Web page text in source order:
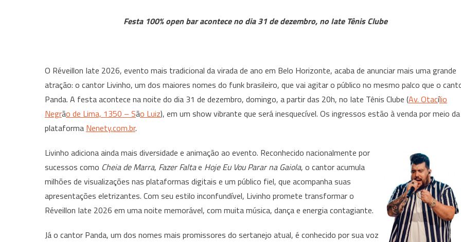
Panda,
Livinho
para
a
ano
Festa 100% open bar acontece no dia 31 de dezembro, no Iate Tênis Clube
O Réveillon Iate 2026, evento mais tradicional da virada de ano em Belo Horizonte, acaba de anunciar mais uma grande
atração: o cantor Livinho, um dos maiores nomes do funk brasileiro, que vai agitar o público no mesmo palco que o
Panda. A festa acontece na noite do dia 31 de dezembro, domingo, a partir das 20h, no Iate Tênis Clube (Av. Otacílio
Negrão de Lima, 1350 – São Luiz), em um show vibrante que será inesquecível. Os ingressos estão à venda por meio da
plataforma Nenety.com.br.
Livinho adiciona ainda mais diversidade e animação ao evento. Reconhecido nacionalmente por
sucessos como Cheia de Marra, Fazer Faltae Hoje Eu Vou Parar na Gaiola, o cantor acumula
milhões de visualizações nas plataformas digitais e um público fiel, que acompanha suas
apresentações eletrizantes. Com seu estilo inconfundível, Livinho promete transformar o
Réveillon Iate 2026 em uma noite memorável, com muita música, dança e energia contagiante.
Já o cantor Panda, um dos nomes mais promissores do sertanejo atual, é conhecido por sua voz